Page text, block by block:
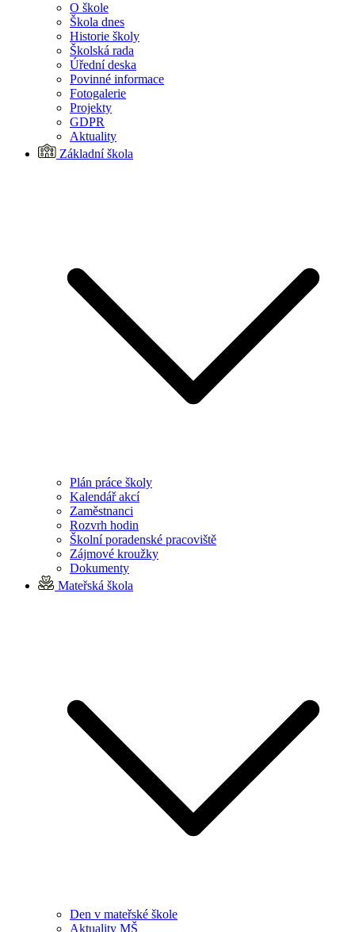
O škole
Škola dnes
Historie školy
Školská rada
Úřední deska
Povinné informace
Fotogalerie
Projekty
GDPR
Aktuality
Základní škola
Plán práce školy
Kalendář akcí
Zaměstnanci
Rozvrh hodin
Školní poradenské pracoviště
Zájmové kroužky
Dokumenty
Mateřská škola
Den v mateřské škole
Aktuality MŠ